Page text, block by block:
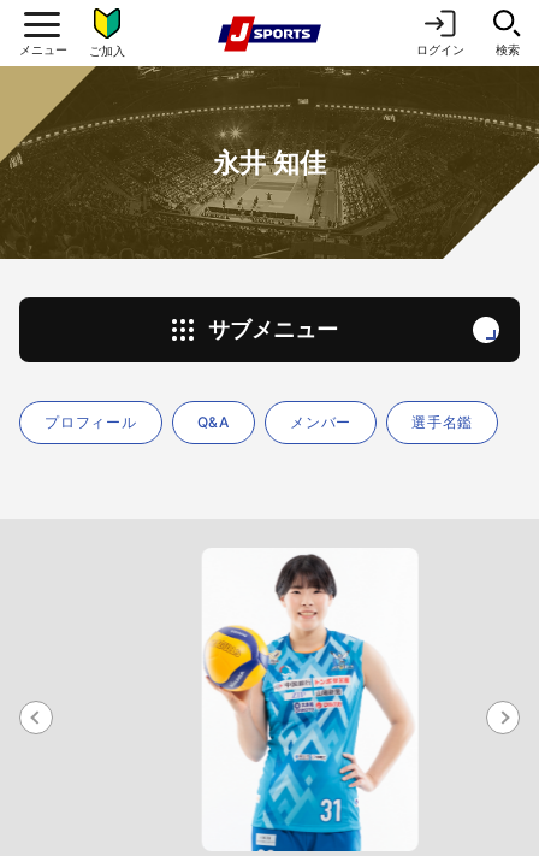
ご加入 ログイン 検索
永井 知佳
サブメニュー
プロフィール Q&A メンバー 選手名鑑